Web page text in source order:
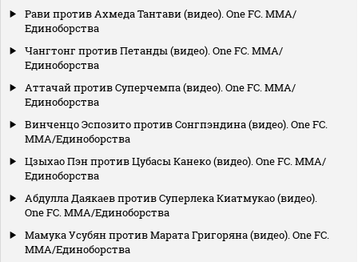
Рави против Ахмеда Тантави (видео). One FC. MMA/
Единоборства
Чангтонг против Петанды (видео). One FC. MMA/
Единоборства
Аттачай против Суперчемпа (видео). One FC. MMA/
Единоборства
Винченцо Эспозито против Сонгпэндина (видео). One FC.
MMA/Единоборства
Цзыхао Пэн против Цубасы Канеко (видео). One FC. MMA/
Единоборства
Абдулла Даякаев против Суперлека Киатмукао (видео).
One FC. MMA/Единоборства
Мамука Усубян против Марата Григоряна (видео). One FC.
MMA/Единоборства